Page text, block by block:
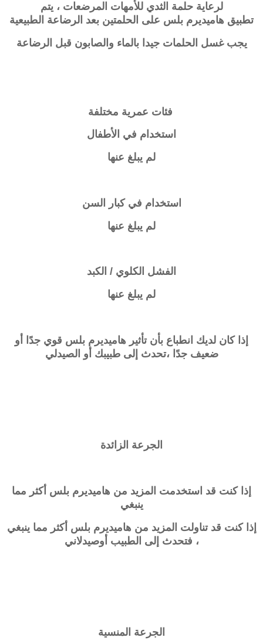
لرعاية حلمة الثدي للأمهات المرضعات ، يتم
تطبيق هاميديرم بلس على الحلمتين بعد الرضاعة الطبيعية
يجب غسل الحلمات جيدا بالماء والصابون قبل الرضاعة
فئات عمرية مختلفة
استخدام في الأطفال
لم يبلغ عنها
استخدام في كبار السن
لم يبلغ عنها
الفشل الكلوي / الكبد
لم يبلغ عنها
إذا كان لديك انطباع بأن تأثير هاميديرم بلس قوي جدًا أو
ضعيف جدًا ،تحدث إلى طبيبك أو الصيدلي
الجرعة الزائدة
إذا كنت قد استخدمت المزيد من هاميديرم بلس أكثر مما
ينبغي
إذا كنت قد تناولت المزيد من هاميديرم بلس أكثر مما ينبغي
، فتحدث إلى الطبيب أوصيدلاني
الجرعة المنسية